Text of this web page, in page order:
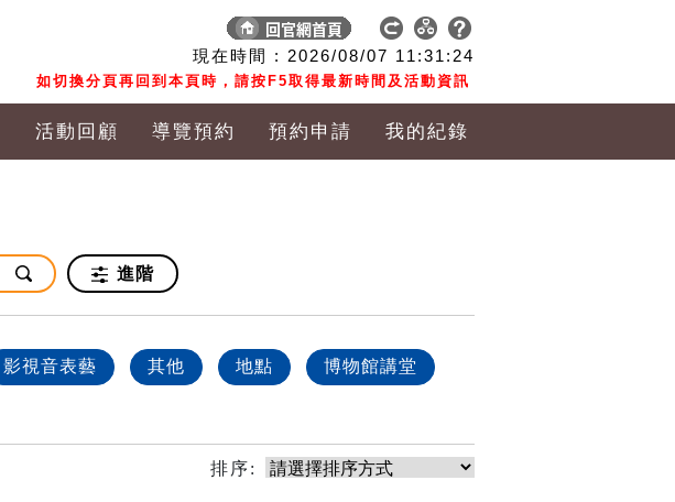
現在時間 : 2026/08/07 11:31:24
如切換分頁再回到本頁時，請按F5取得最新時間及活動資訊
活動回顧 導覽預約 預約申請 我的紀錄
進階
影視音表藝 其他 地點 博物館講堂
排序: